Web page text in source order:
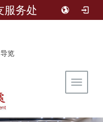
服务处
览
Toggle